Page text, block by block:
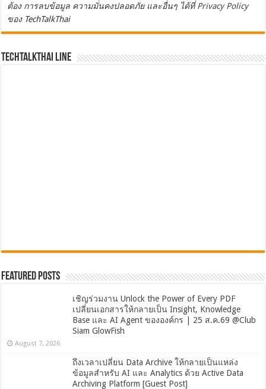
ต้อง การลบข้อมูล ความมั่นคงปลอดภัย และอื่นๆ ได้ที่Privacy Policy
ของ TechTalkThai
TechTalkThai LINE
Featured Posts
เชิญร่วมงาน Unlock the Power of Every PDF
เปลี่ยนเอกสารให้กลายเป็น Insight, Knowledge
Base และ AI Agent ขององค์กร | 25 ส.ค.69 @Club
Siam GlowFish
August 7, 2026
ถึงเวลาเปลี่ยน Data Archive ให้กลายเป็นแหล่ง
ข้อมูลสำหรับ AI และ Analytics ด้วย Active Data
Archiving Platform [Guest Post]